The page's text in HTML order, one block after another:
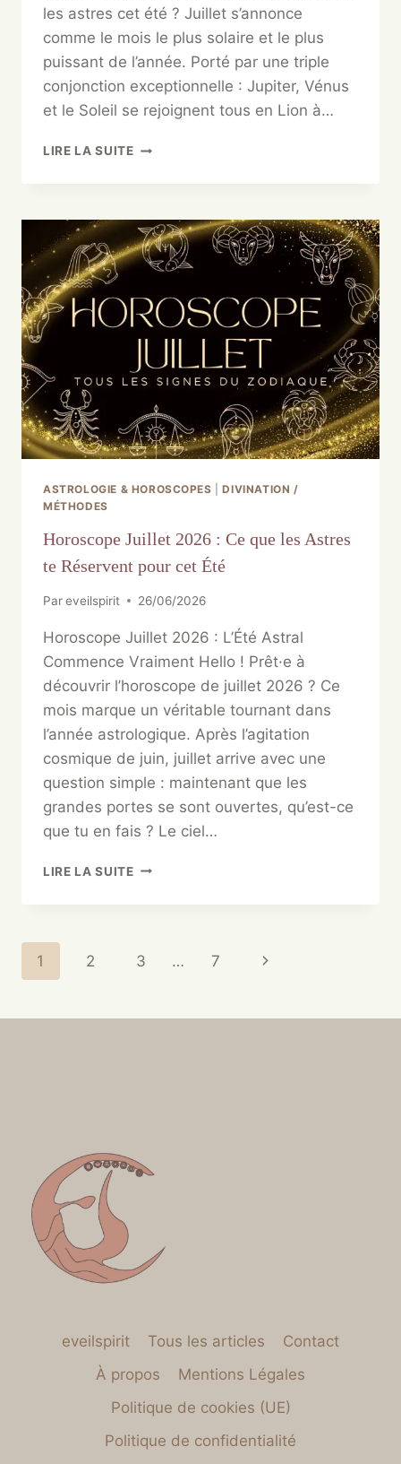
les astres cet été ? Juillet s’annonce
comme le mois le plus solaire et le plus
puissant de l’année. Porté par une triple
conjonction exceptionnelle : Jupiter, Vénus
et le Soleil se rejoignent tous en Lion à…
LIRE LA SUITE
ASTROLOGIE & HOROSCOPES |DIVINATION /
MÉTHODES
Horoscope Juillet 2026 : Ce que les Astres
te Réservent pour cet Été
Pareveilspirit 26/06/2026
Horoscope Juillet 2026 : L’Été Astral
Commence Vraiment Hello ! Prêt·e à
découvrir l’horoscope de juillet 2026 ? Ce
mois marque un véritable tournant dans
l’année astrologique. Après l’agitation
cosmique de juin, juillet arrive avec une
question simple : maintenant que les
grandes portes se sont ouvertes, qu’est-ce
que tu en fais ? Le ciel…
LIRE LA SUITE
1 2 3 … 7
eveilspirit Tous les articles
Contact
À propos
Mentions Légales
Politique de cookies (UE)
Politique de confidentialité